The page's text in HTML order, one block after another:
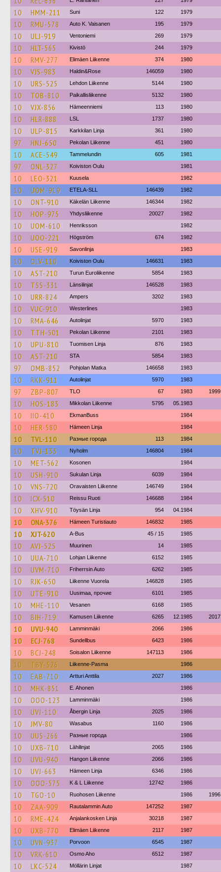
10 HMM-211 Suni 122 1979
10 RMU-578 Auto K. Vaisanen 195 1979
10 ULJ-919 Ventoniemi 269 1979
10 HLT-565 Kivistö 244 1979
10 RMV-277 Elimäen Liikenne 374 1980
10 VJS-983 Haldin&Rose 146059 1980
10 URS-525 Lehdon Liikenne 5144 1980
10 TOB-810 Paikallisliikenne 5132 1980
10 VJX-856 Hämeenniemi 113 1980
10 HLR-888 LSL 1737 1980
10 ULP-815 Karkkilan Linja 361 1980
97 HNJ-650 Pekolan Liikenne 451 1980
10 ACE-549 Tammelundin 605 1981
97 ONL-327 Koiviston Oulu 1981
10 LEO-321 Kuusela 1982
10 UOM-919 ETELA-SLL 146439 1982
10 ONT-910 Käkelän Liikenne 146344 1982
10 HOP-975 Yhdysliikenne 20027 1982
10 UOM-610 Henriksson 1982
10 UOO-221 Högström 674 1982
10 USE-919 Savonlinja 1983
10 OLV-110 Koiviston Oulu 146631 1983
10 AST-210 Turun Euroliikenne 5854 1983
10 TSS-331 Länsilinjat 146528 1983
10 URR-824 Ampers 3202 1983
10 VUC-910 Westerlines 1983
10 RMA-646 Autolinjat 5970 1983
10 TTH-501 Pekolan Liikenne 2101 1983
10 UPU-810 Tuomisen Linja 876 1983
10 AST-210 STA 5854 1983
97 OMB-852 Pohjolan Matka 146658 1983
10 RKK-911 Autolinjat 5970 1983
97 ZBP-807 TLO 67 1983 1999
10 HOS-183 Mikkolan Liikenne 5795 05.1983
10 IIO-410 EkmanBuss 1984
10 HER-580 Hämeen Linja 1984
10 TVL-110 Разные города 113 1984
10 TVJ-133 Nyholm 146804 1984
10 MET-562 Kosonen 1984
10 USH-910 Sukulan Linja 6039 1984
10 VNS-720 Oravaisten Liikenne 146749 1984
10 ICX-510 Reissu Ruoti 146688 1984
10 XHV-910 Töysän Linja 954 04.1984
10 ONA-376 Hämeen Turistiauto 146832 1985
10 XJT-620 A-Bus 45 / 15 1985
10 AVJ-525 Muurinen 14 1985
10 UUA-710 Lohjan Liikenne 6152 1985
10 UVM-710 Friherrsin Auto 6262 1985
10 RJK-650 Liikenne Vuorela 146828 1985
10 UTE-910 Uusimaa, прочие 6101 1985
10 MHE-110 Vesanen 6168 1985
10 BIH-719 Kamusen Liikenne 6265 12.1985 2017
10 UVU-940 Lamminmäki 2066 1986
10 ECJ-768 Sundellbus 6423 1986
10 BCJ-248 Soisalon Liikenne 147113 1986
10 TBY-526 Liikenne-Pasma 1986
10 EAB-710 Artturi Anttila 2027 1986
10 MHK-851 E. Ahonen 1986
10 OOO-123 Lamminmäki 1986
10 UVJ-110 Åbergin Linja 2025 1986
10 JMV-80 Wasabus 1160 1986
10 UUS-266 Разные города 1986
10 UXB-710 Lähilinjat 2065 1986
10 UVU-940 Hangon Liikenne 2066 1986
10 UVJ-663 Hämeen Linja 6346 1986
10 OOO-575 K & L Liikenne 12742 1986
10 TGO-10 Ruohosen Liikenne 1986 1996
10 ZAA-909 Rautalammin Auto 147252 1987
10 RME-424 Anjalankosken Linja 30218 1987
10 UXB-770 Elimäen Liikenne 2117 1987
10 UVN-937 Porvoon 6545 1987
10 VRK-610 Osmo Aho 6512 1987
10 LKC-524 Möllärin Linjat 1987